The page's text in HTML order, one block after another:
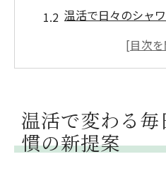
温活で日々のシャ
温活の視点で考え
温活とシャワーで
仕事終わりにできる温
温活シャワーで仕
温活で変わる毎
慣の新提案